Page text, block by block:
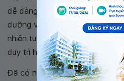
dễ dàng được tiêu thụ ngay cả
dưỡng và
vitamin trong rau
nhiên tuyệt vời, cung cấp
duy trì hoạt động.
Đã có nhiều bằng chứng và lời